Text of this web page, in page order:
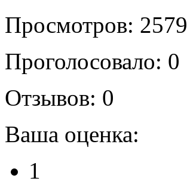
Просмотров: 2579
Проголосовало: 0
Отзывов: 0
Ваша оценка:
1